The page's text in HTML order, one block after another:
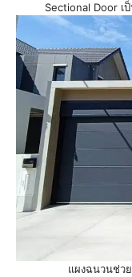
Sectional Door เ
แผงฉนวนช่ว